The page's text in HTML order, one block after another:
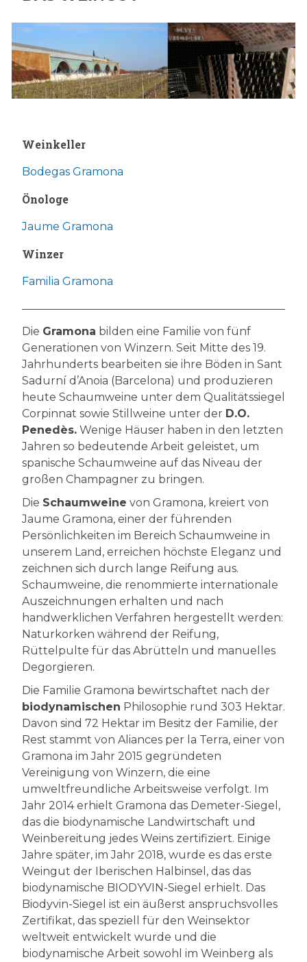
Weinkeller
Bodegas Gramona
Önologe
Jaume Gramona
Winzer
Familia Gramona
Die Gramona bilden eine Familie von fünf
Generationen von Winzern. Seit Mitte des 19.
Jahrhunderts bearbeiten sie ihre Böden in Sant
Sadurní d’Anoia (Barcelona) und produzieren
heute Schaumweine unter dem Qualitätssiegel
Corpinnat sowie Stillweine unter der D.O.
Penedès. Wenige Häuser haben in den letzten
Jahren so bedeutende Arbeit geleistet, um
spanische Schaumweine auf das Niveau der
großen Champagner zu bringen.
Die Schaumweine von Gramona, kreiert von
Jaume Gramona, einer der führenden
Persönlichkeiten im Bereich Schaumweine in
unserem Land, erreichen höchste Eleganz und
zeichnen sich durch lange Reifung aus.
Schaumweine, die renommierte internationale
Auszeichnungen erhalten und nach
handwerklichen Verfahren hergestellt werden:
Naturkorken während der Reifung,
Rüttelpulte für das Abrütteln und manuelles
Degorgieren.
Die Familie Gramona bewirtschaftet nach der
biodynamischen Philosophie rund 303 Hektar.
Davon sind 72 Hektar im Besitz der Familie, der
Rest stammt von Aliances per la Terra, einer von
Gramona im Jahr 2015 gegründeten
Vereinigung von Winzern, die eine
umweltfreundliche Arbeitsweise verfolgt. Im
Jahr 2014 erhielt Gramona das Demeter-Siegel,
das die biodynamische Landwirtschaft und
Weinbereitung jedes Weins zertifiziert. Einige
Jahre später, im Jahr 2018, wurde es das erste
Weingut der Iberischen Halbinsel, das das
biodynamische BIODYVIN-Siegel erhielt. Das
Biodyvin-Siegel ist ein äußerst anspruchsvolles
Zertifikat, das speziell für den Weinsektor
weltweit entwickelt wurde und die
biodynamische Arbeit sowohl im Weinberg als